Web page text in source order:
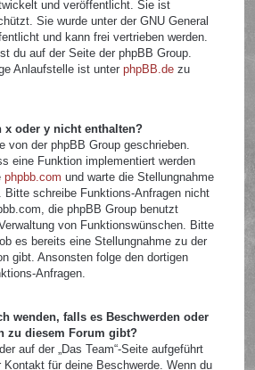
und veröffentlicht. Sie ist
Sie wurde unter der GNU General
und kann frei vertrieben werden.
du auf der Seite der phpBB Group.
Anlaufstelle ist unterphpBB.de zu
x oder y nicht enthalten?
von der phpBB Group geschrieben.
eine Funktion implementiert werden
phpbb.com und warte die Stellungnahme
Bitte schreibe Funktions-Anfragen nicht
die phpBB Group benutzt
von Funktionswünschen. Bitte
es bereits eine Stellungnahme zu der
gibt. Ansonsten folge den dortigen
Anfragen.
wenden, falls es Beschwerden oder
zu diesem Forum gibt?
auf der „Das Team“-Seite aufgeführt
für deine Beschwerde. Wenn du